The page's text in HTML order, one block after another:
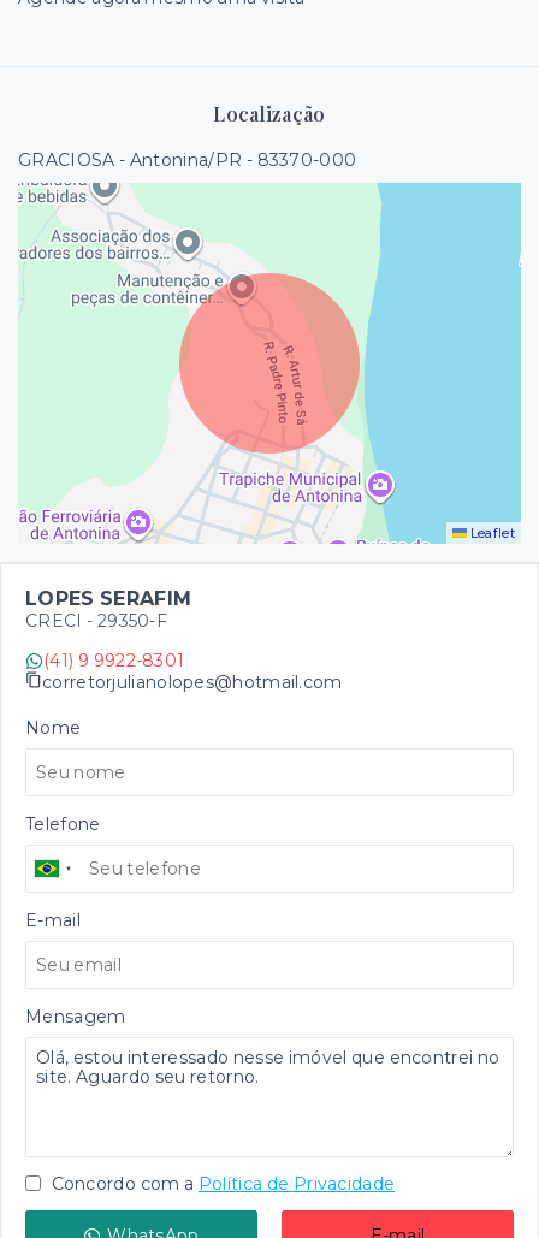
Localização
GRACIOSA - Antonina/PR - 83370-000
Leaflet
LOPES SERAFIM
CRECI - 29350-F
(41) 9 9922-8301
corretorjulianolopes@hotmail.com
Nome
Telefone
E-mail
Mensagem
Concordo com a Política de Privacidade